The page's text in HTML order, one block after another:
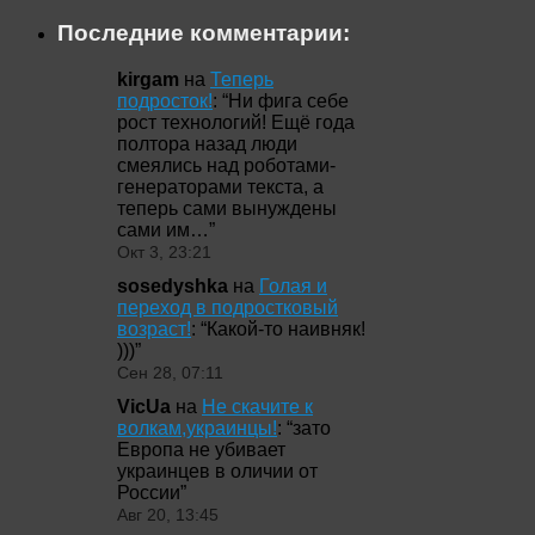
Последние комментарии:
kirgam на Теперь
подросток!: “Ни фига себе
рост технологий! Ещё года
полтора назад люди
смеялись над роботами-
генераторами текста, а
теперь сами вынуждены
сами им…”
Окт 3, 23:21
sosedyshka на Голая и
переход в подростковый
возраст!: “Какой-то наивняк!
)))”
Сен 28, 07:11
VicUa на Не скачите к
волкам,украинцы!: “зато
Европа не убивает
украинцев в оличии от
России”
Авг 20, 13:45